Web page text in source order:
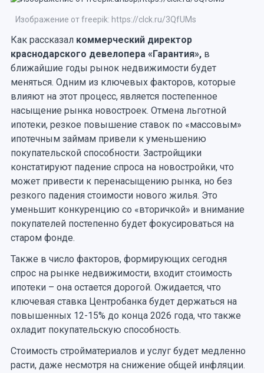
Изображение от freepik: https://clck.ru/3QfUMs
Как рассказал коммерческий директор
краснодарского девелопера «Гарантия»,в
ближайшие годы рынок недвижимости будет
меняться. Одним из ключевых факторов, которые
влияют на этот процесс, является постепенное
насыщение рынка новостроек. Отмена льготной
ипотеки, резкое повышение ставок по «массовым»
ипотечным займам привели к уменьшению
покупательской способности. Застройщики
констатируют падение спроса на новостройки, что
может привести к перенасыщению рынка, но без
резкого падения стоимости нового жилья. Это
уменьшит конкуренцию со «вторичкой» и внимание
покупателей постепенно будет фокусироваться на
старом фонде.
Также в число факторов, формирующих сегодня
спрос на рынке недвижимости, входит стоимость
ипотеки – она остается дорогой. Ожидается, что
ключевая ставка Центробанка будет держаться на
повышенных 12-15% до конца 2026 года, что также
охладит покупательскую способность.
Стоимость стройматериалов и услуг будет медленно
расти, даже несмотря на снижение общей инфляции.